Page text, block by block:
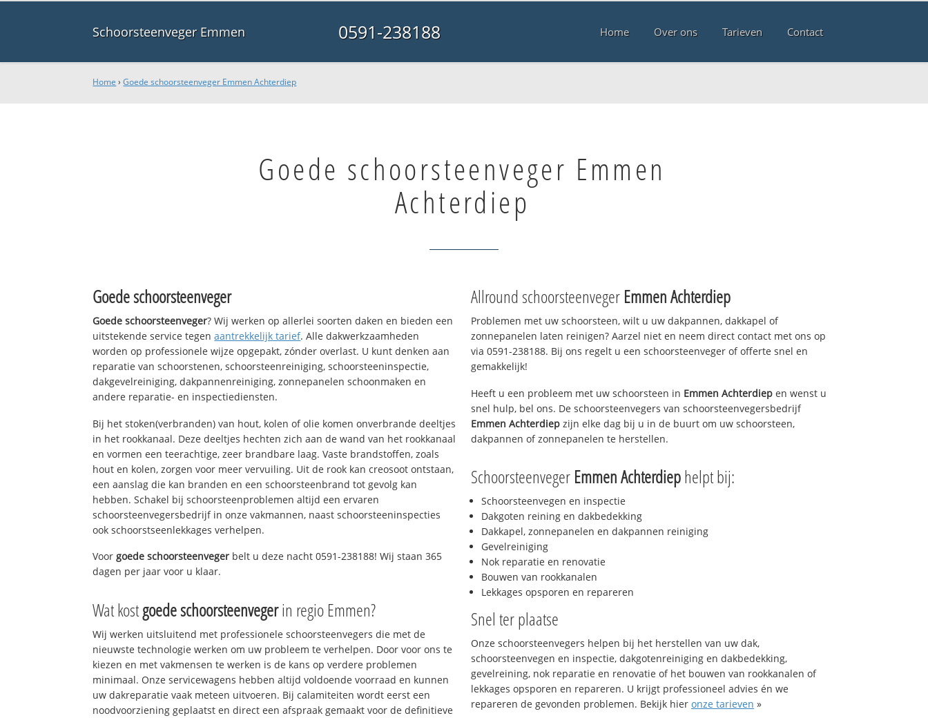
Schoorsteenveger Emmen 0591-238188 Home Over ons Tarieven Contact
Home ›Goede schoorsteenveger Emmen Achterdiep
Goede schoorsteenveger Emmen
Achterdiep
Goede schoorsteenveger
Goede schoorsteenveger? Wij werken op allerlei soorten daken en bieden een
uitstekende service tegenaantrekkelijk tarief. Alle dakwerkzaamheden
worden op professionele wijze opgepakt, zónder overlast. U kunt denken aan
reparatie van schoorstenen, schoorsteenreiniging, schoorsteeninspectie,
dakgevelreiniging, dakpannenreiniging, zonnepanelen schoonmaken en
andere reparatie- en inspectiediensten.
Bij het stoken(verbranden) van hout, kolen of olie komen onverbrande deeltjes
in het rookkanaal. Deze deeltjes hechten zich aan de wand van het rookkanaal
en vormen een teerachtige, zeer brandbare laag. Vaste brandstoffen, zoals
hout en kolen, zorgen voor meer vervuiling. Uit de rook kan creosoot ontstaan,
een aanslag die kan branden en een schoorsteenbrand tot gevolg kan
hebben. Schakel bij schoorsteenproblemen altijd een ervaren
schoorsteenvegersbedrijf in onze vakmannen, naast schoorsteeninspecties
ook schoorstseenlekkages verhelpen.
Voorgoede schoorsteenveger belt u deze nacht 0591-238188! Wij staan 365
dagen per jaar voor u klaar.
Wat kostgoede schoorsteenvegerin regio Emmen?
Wij werken uitsluitend met professionele schoorsteenvegers die met de
nieuwste technologie werken om uw probleem te verhelpen. Door voor ons te
kiezen en met vakmensen te werken is de kans op verdere problemen
minimaal. Onze servicewagens hebben altijd voldoende voorraad en kunnen
uw dakreparatie vaak meteen uitvoeren. Bij calamiteiten wordt eerst een
noodvoorziening geplaatst en direct een afspraak gemaakt voor de definitieve
Allround schoorsteenveger Emmen Achterdiep
Problemen met uw schoorsteen, wilt u uw dakpannen, dakkapel of
zonnepanelen laten reinigen? Aarzel niet en neem direct contact met ons op
via 0591-238188. Bij ons regelt u een schoorsteenveger of offerte snel en
gemakkelijk!
Heeft u een probleem met uw schoorsteen in Emmen Achterdiep en wenst u
snel hulp, bel ons. De schoorsteenvegers van schoorsteenvegersbedrijf
Emmen Achterdiep zijn elke dag bij u in de buurt om uw schoorsteen,
dakpannen of zonnepanelen te herstellen.
Schoorsteenveger Emmen Achterdiephelpt bij:
Schoorsteenvegen en inspectie
Dakgoten reining en dakbedekking
Dakkapel, zonnepanelen en dakpannen reiniging
Gevelreiniging
Nok reparatie en renovatie
Bouwen van rookkanalen
Lekkages opsporen en repareren
Snel ter plaatse
Onze schoorsteenvegers helpen bij het herstellen van uw dak,
schoorsteenvegen en inspectie, dakgotenreiniging en dakbedekking,
gevelreining, nok reparatie en renovatie of het bouwen van rookkanalen of
lekkages opsporen en repareren. U krijgt professioneel advies én we
repareren de gevonden problemen. Bekijk hier onze tarieven »